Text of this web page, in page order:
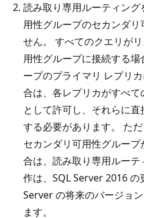
読み取り専用ルーティン
用性グループのセカンダ
せん。 すべてのクエリが
用性グループに接続する
ープのプライマリ レプリ
合は、各レプリカがすべ
として許可し、それらに
する必要があります。 た
セカンダリ可用性グルー
合は、読み取り専用ルー
作は、SQL Server 2016
Server の将来のバージョ
ます。